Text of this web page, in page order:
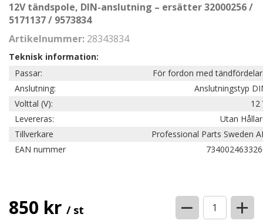
12V tändspole, DIN-anslutning – ersätter 32000256 /
5171137 / 9573834
Artikelnummer: 28343834
Teknisk information:
Passar:
För fordon med
Anslutning:
Anslutningstyp
Volttal (V):
12
Levereras:
Utan
Tillverkare
Professional Parts Sweden
EAN nummer
850 kr / st − +